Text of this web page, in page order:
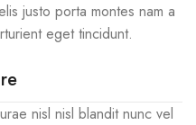
justo porta montes nam a
eget tincidunt.
nisl nisl blandit nunc vel